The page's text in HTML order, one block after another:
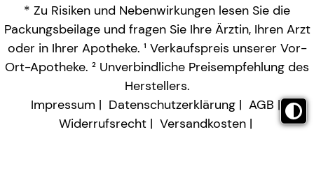
* Zu Risiken und Nebenwirkungen lesen Sie die
Packungsbeilage und fragen Sie Ihre Ärztin, Ihren Arzt
oder in Ihrer Apotheke. ¹ Verkaufspreis unserer Vor-
Ort-Apotheke. ² Unverbindliche Preisempfehlung des
Herstellers.
Impressum
Datenschutzerklärung
AGB
Widerrufsrecht
Versandkosten